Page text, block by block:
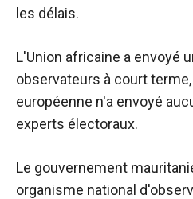
les délais.
L'Union africaine a envoyé
observateurs à court
européenne n'a envoyé
experts électoraux.
Le gouvernement
organisme national